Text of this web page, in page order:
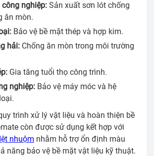
nghiệp: Sản xuất sơn lót chống
ăn mòn.
Bảo vệ bề mặt thép và hợp kim.
hải: Chống ăn mòn trong môi trường
Gia tăng tuổi thọ công trình.
nghiệp: Bảo vệ máy móc và hệ
trình xử lý vật liệu và hoàn thiện bề
còn được sử dụng kết hợp với
nhuộm nhằm hỗ trợ ổn định màu
năng bảo vệ bề mặt vật liệu kỹ thuật.